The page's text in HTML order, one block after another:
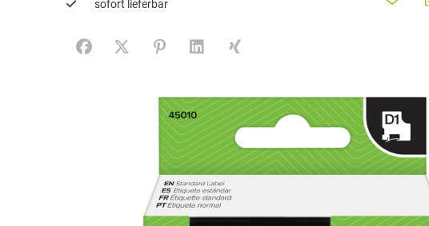
sofort lieferbar
Facebook
X PinterestLinkedInXing